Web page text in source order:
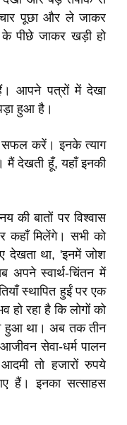
पूछा और ले जाकर
के पीछे जाकर खड़ी हो
आपने पत्रों में देखा
हुआ है।
सफल करें। इनके त्याग
मैं देखती हूँ, यहाँ इनकी
की बातों पर विश्वास
कहाँ मिलेंगे। सभी को
देखता था, 'इनमें जोश
अपने स्वार्थ-चिंतन में
स्थापित हुईं पर एक
रहा है कि लोगों को
हुआ था। अब तक तीन
सेवा-धर्म पालन
तो हजारों रुपये
हैं। इनका सत्साहस